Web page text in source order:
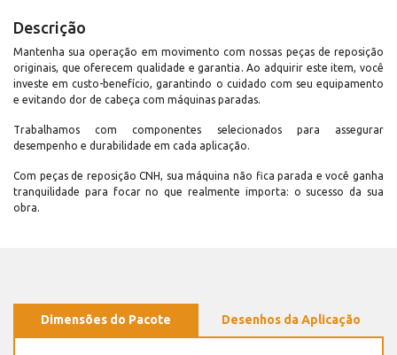
Descrição
Mantenha sua operação em movimento com nossas peças de reposição
originais, que oferecem qualidade e garantia. Ao adquirir este item, você
investe em custo-benefício, garantindo o cuidado com seu equipamento
e evitando dor de cabeça com máquinas paradas.
Trabalhamos com componentes selecionados para assegurar
desempenho e durabilidade em cada aplicação.
Com peças de reposição CNH, sua máquina não fica parada e você ganha
tranquilidade para focar no que realmente importa: o sucesso da sua
obra.
Dimensões do Pacote Desenhos da Aplicação